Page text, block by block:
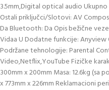
3.5mm,Digital optical audio Ukupno
Ostali priključci/Slotovi: AV
Da Bluetooth: Da Opis bežične
Vidaa U Dodatne funkcije:
Podržane tehnologije: Parental
Video,Netflix,YouTube Fizičke
300mm x 200mm Masa: 12.6kg (sa
x 773mm x 226mm Reklamacioni